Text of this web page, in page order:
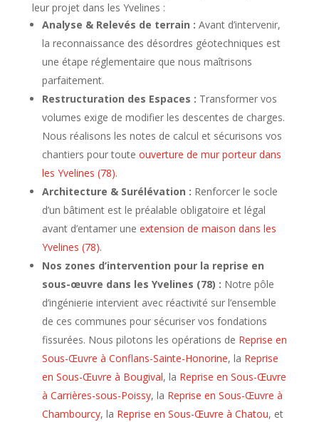
leur projet dans les Yvelines :
Analyse & Relevés de terrain : Avant d’intervenir,
la reconnaissance des désordres géotechniques est
une étape réglementaire que nous maîtrisons
parfaitement.
Restructuration des Espaces : Transformer vos
volumes exige de modifier les descentes de charges.
Nous réalisons les notes de calcul et sécurisons vos
chantiers pour toute ouverture de mur porteur dans
les Yvelines (78).
Architecture & Surélévation : Renforcer le socle
d’un bâtiment est le préalable obligatoire et légal
avant d’entamer une extension de maison dans les
Yvelines (78).
Nos zones d’intervention pour la reprise en
sous-œuvre dans les Yvelines (78) : Notre pôle
d’ingénierie intervient avec réactivité sur l’ensemble
de ces communes pour sécuriser vos fondations
fissurées. Nous pilotons les opérations de Reprise en
Sous-Œuvre à Conflans-Sainte-Honorine, la Reprise
en Sous-Œuvre à Bougival, la Reprise en Sous-Œuvre
à Carrières-sous-Poissy, la Reprise en Sous-Œuvre à
Chambourcy, la Reprise en Sous-Œuvre à Chatou, et